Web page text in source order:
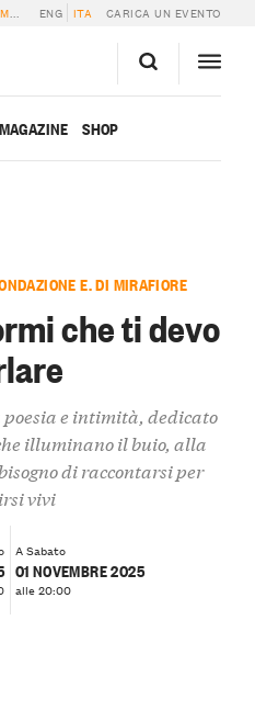
» AMORE, ORA DORMI CHE TI DEVO
ENG ITA CARICA UN EVENTO
MAGAZINE SHOP
E. DI MIRAFIORE
che ti devo
e intimità, dedicato
illuminano il buio, alla
di raccontarsi per
vivi
A Sabato
01 NOVEMBRE 2025
alle 20:00